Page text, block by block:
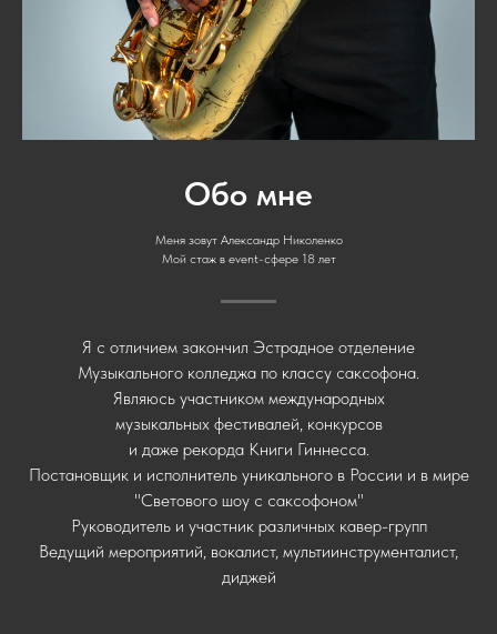
Обо мне
Меня зовут Александр Николенко
Мой стаж в event-сфере 18 лет
Я с отличием закончил Эстрадное отделение
Музыкального колледжа по классу саксофона.
Являюсь участником международных
музыкальных фестивалей, конкурсов
и даже рекорда Книги Гиннесса.
Постановщик и исполнитель уникального в России и в мире
"Светового шоу с саксофоном"
Руководитель и участник различных кавер-групп
Ведущий мероприятий, вокалист, мультиинструменталист,
диджей